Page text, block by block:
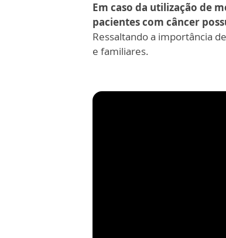
Em caso da utilização de
pacientes com câncer
Ressaltando a importância
e familiares.